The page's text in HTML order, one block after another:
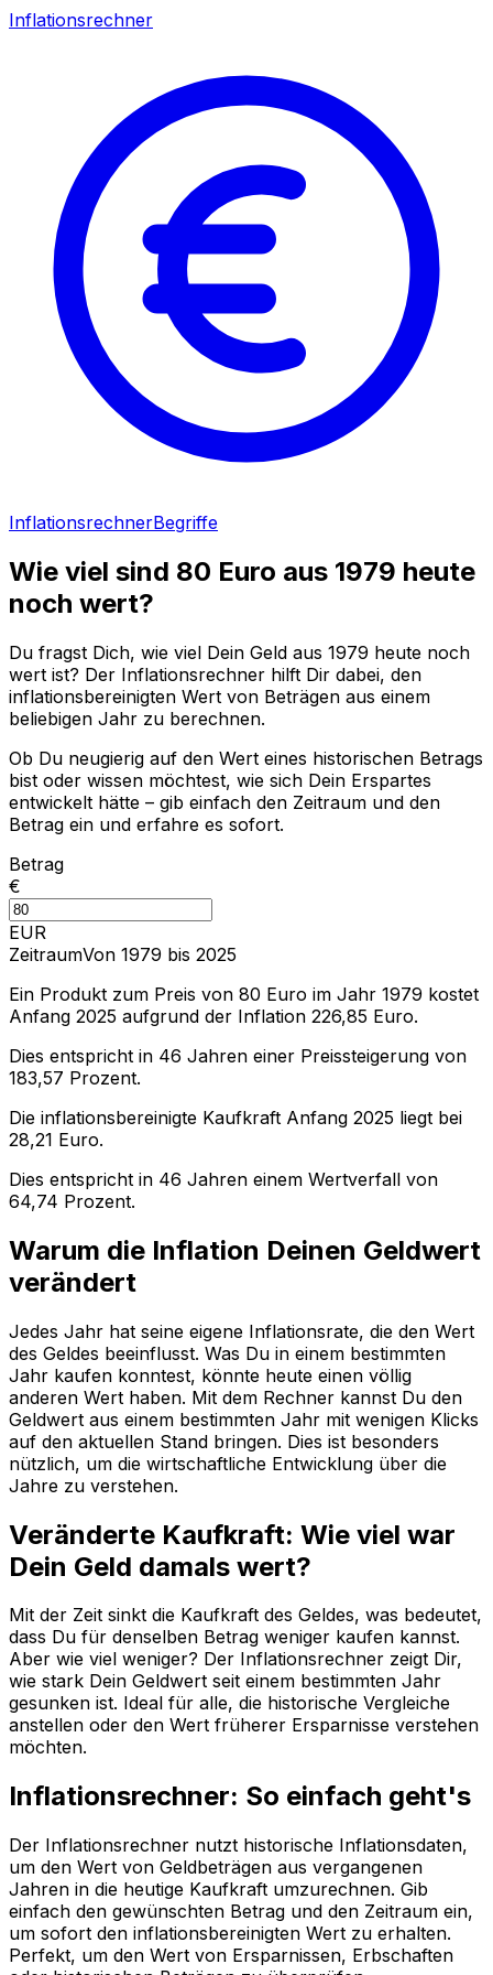
Inflationsrechner
InflationsrechnerBegriffe
Wie viel sind 80 Euro aus 1979 heute
noch wert?
Du fragst Dich, wie viel Dein Geld aus 1979 heute noch
wert ist? Der Inflationsrechner hilft Dir dabei, den
inflationsbereinigten Wert von Beträgen aus einem
beliebigen Jahr zu berechnen.
Ob Du neugierig auf den Wert eines historischen Betrags
bist oder wissen möchtest, wie sich Dein Erspartes
entwickelt hätte – gib einfach den Zeitraum und den
Betrag ein und erfahre es sofort.
Betrag
€
EUR
ZeitraumVon 1979 bis 2025
Ein Produkt zum Preis von 80 Euro im Jahr 1979 kostet
Anfang 2025 aufgrund der Inflation 226,85 Euro.
Dies entspricht in 46 Jahren einer Preissteigerung von
183,57 Prozent.
Die inflationsbereinigte Kaufkraft Anfang 2025 liegt bei
28,21 Euro.
Dies entspricht in 46 Jahren einem Wertverfall von
64,74 Prozent.
Warum die Inflation Deinen Geldwert
verändert
Jedes Jahr hat seine eigene Inflationsrate, die den Wert
des Geldes beeinflusst. Was Du in einem bestimmten
Jahr kaufen konntest, könnte heute einen völlig
anderen Wert haben. Mit dem Rechner kannst Du den
Geldwert aus einem bestimmten Jahr mit wenigen Klicks
auf den aktuellen Stand bringen. Dies ist besonders
nützlich, um die wirtschaftliche Entwicklung über die
Jahre zu verstehen.
Veränderte Kaufkraft: Wie viel war
Dein Geld damals wert?
Mit der Zeit sinkt die Kaufkraft des Geldes, was bedeutet,
dass Du für denselben Betrag weniger kaufen kannst.
Aber wie viel weniger? Der Inflationsrechner zeigt Dir,
wie stark Dein Geldwert seit einem bestimmten Jahr
gesunken ist. Ideal für alle, die historische Vergleiche
anstellen oder den Wert früherer Ersparnisse verstehen
möchten.
Inflationsrechner: So einfach geht's
Der Inflationsrechner nutzt historische Inflationsdaten,
um den Wert von Geldbeträgen aus vergangenen
Jahren in die heutige Kaufkraft umzurechnen. Gib
einfach den gewünschten Betrag und den Zeitraum ein,
um sofort den inflationsbereinigten Wert zu erhalten.
Perfekt, um den Wert von Ersparnissen, Erbschaften